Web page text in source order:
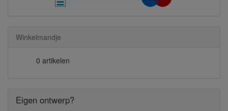
Winkelmandje
0 artikelen
Eigen ontwerp?